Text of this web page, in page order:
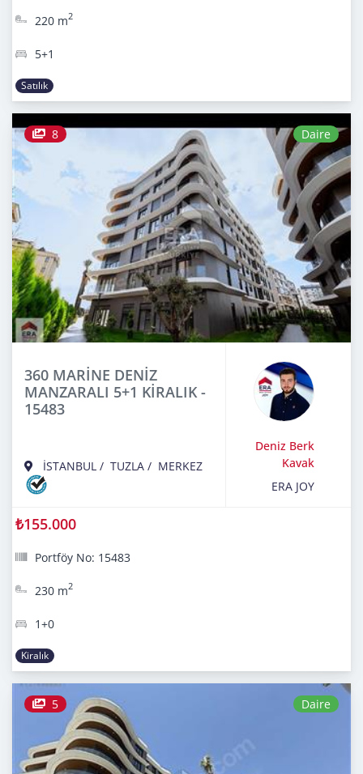
220 m2
5+1
Satılık
8 Daire
360 MARİNE DENİZ
MANZARALI 5+1 KİRALIK -
15483
İSTANBUL / TUZLA / MERKEZ
Deniz Berk
Kavak
ERA JOY
₺155.000
Portföy No: 15483
230 m2
1+0
Kiralık
5 Daire